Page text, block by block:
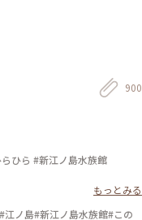
900
ひら #新江ノ島水族館
もっとみる